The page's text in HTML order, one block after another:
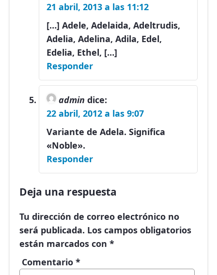
21 abril, 2013 a las 11:12
[…] Adele, Adelaida, Adeltrudis,
Adelia, Adelina, Adila, Edel,
Edelia, Ethel, […]
Responder
admin dice:
22 abril, 2012 a las 9:07
Variante de Adela. Significa
«Noble».
Responder
Deja una respuesta
Tu dirección de correo electrónico no
será publicada. Los campos obligatorios
están marcados con *
Comentario *